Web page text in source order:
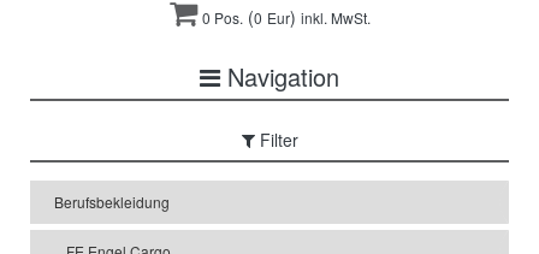
0 Pos.(0 Eur) inkl. MwSt.
Navigation
Filter
Berufsbekleidung